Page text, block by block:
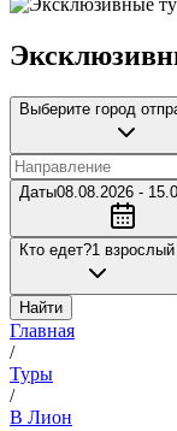
Выберите город
Даты08.08.2026 -
Кто едет?1 взрослый
Найти
Главная
/
Туры
/
В Лион